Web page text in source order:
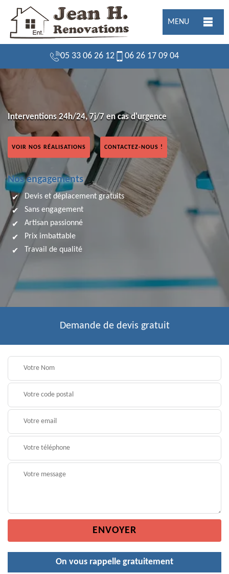
MENU
05 33 06 26 12 06 26 17 09 04
Interventions 24h/24, 7j/7 en cas d'urgence
VOIR NOS RÉALISATIONS CONTACTEZ-NOUS !
Nos engagements
Devis et déplacement gratuits
Sans engagement
Artisan passionné
Prix imbattable
Travail de qualité
Demande de devis gratuit
On vous rappelle gratuitement